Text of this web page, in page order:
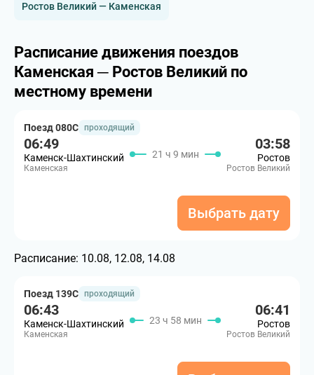
Ростов Великий — Каменская
Расписание движения поездов
Каменская ─ Ростов Великий по
местному времени
Поезд 080С проходящий
06:49
Каменск-Шахтинский
Каменская
21 ч 9 мин
03:58
Ростов
Ростов Великий
Выбрать дату
Расписание: 10.08, 12.08, 14.08
Поезд 139С проходящий
06:43
Каменск-Шахтинский
Каменская
23 ч 58 мин
06:41
Ростов
Ростов Великий